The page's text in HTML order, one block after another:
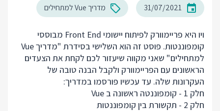
31/07/2021 מדריך Vue למתחילים
ויו היא פריימוורק לפיתוח יישומי Front End מבוססי
קומפוננטות. פוסט זה הוא השלישי בסידרת "מדריך Vue
למתחילים" שאני מקווה שיעזור לכם לקחת את הצעדים
הראשונים עם הפריימוורק ולקבל הבנה טובה של
העקרונות שלה. עד עכשיו פורסמו במדריך:
חלק 1 - קומפוננטה ראשונה ב Vue
חלק 2 - תקשורת בין קומפוננטות